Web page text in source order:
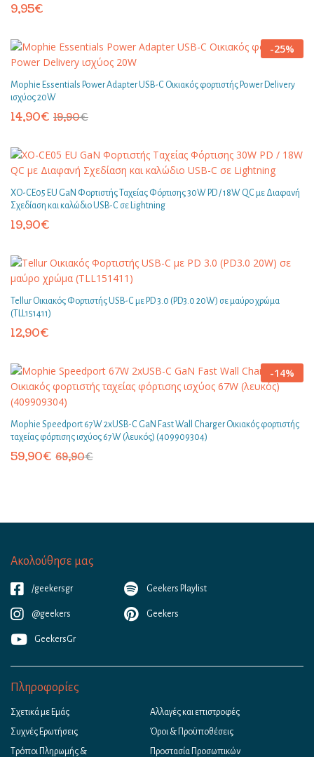
9,95€
-25%
Mophie Essentials Power Adapter USB-C Οικιακός φορτιστής Power Delivery
ισχύος 20W
14,90€ 19,90€
XO-CE05 EU GaN Φορτιστής Ταχείας Φόρτισης 30W PD / 18W QC με Διαφανή
Σχεδίαση και καλώδιο USB-C σε Lightning
19,90€
Tellur Οικιακός Φορτιστής USB-C με PD 3.0 (PD3.0 20W) σε μαύρο χρώμα
(TLL151411)
12,90€
-14%
Mophie Speedport 67W 2xUSB-C GaN Fast Wall Charger Οικιακός φορτιστής
ταχείας φόρτισης ισχύος 67W (λευκός) (409909304)
59,90€ 69,90€
Ακολούθησε μας
/geekersgr
@geekers
GeekersGr
Geekers Playlist
Geekers
Πληροφορίες
Σχετικά με Εμάς
Συχνές Ερωτήσεις
Τρόποι Πληρωμής &
Αλλαγές και επιστροφές
Όροι & Προϋποθέσεις
Προστασία Προσωπικών